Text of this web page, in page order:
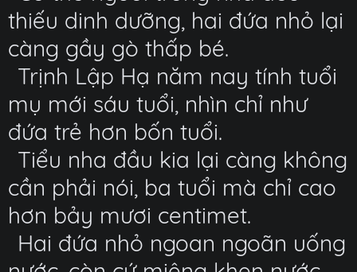
thiếu dinh dưỡng, hai đứa nhỏ lại
càng gầy gò thấp bé.
Trịnh Lập Hạ năm nay tính tuổi
mụ mới sáu tuổi, nhìn chỉ như
đứa trẻ hơn bốn tuổi.
Tiểu nha đầu kia lại càng không
cần phải nói, ba tuổi mà chỉ cao
hơn bảy mươi centimet.
Hai đứa nhỏ ngoan ngoãn uống